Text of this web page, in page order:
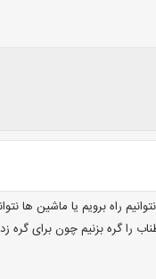
راه برویم یا ماشین ها
را گره بزنیم چون برای گره